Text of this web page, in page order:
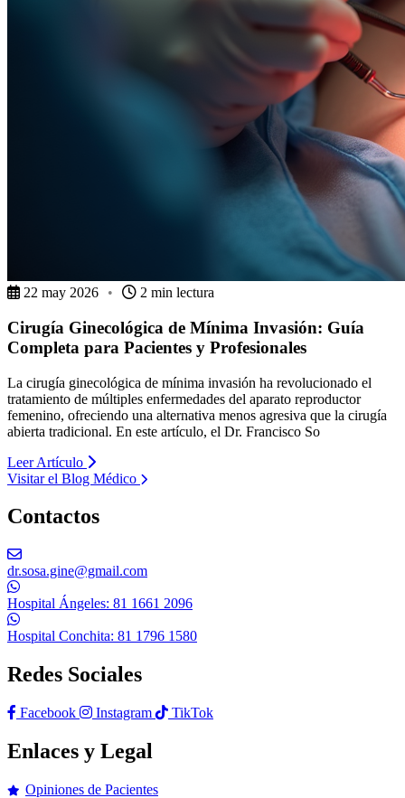
22 may 2026 • 2 min lectura
Cirugía Ginecológica de Mínima Invasión: Guía
Completa para Pacientes y Profesionales
La cirugía ginecológica de mínima invasión ha revolucionado el
tratamiento de múltiples enfermedades del aparato reproductor
femenino, ofreciendo una alternativa menos agresiva que la cirugía
abierta tradicional. En este artículo, el Dr. Francisco So
Leer Artículo
Visitar el Blog Médico
Contactos
dr.sosa.gine@gmail.com
Hospital Ángeles: 81 1661 2096
Hospital Conchita: 81 1796 1580
Redes Sociales
Facebook Instagram TikTok
Enlaces y Legal
Opiniones de Pacientes